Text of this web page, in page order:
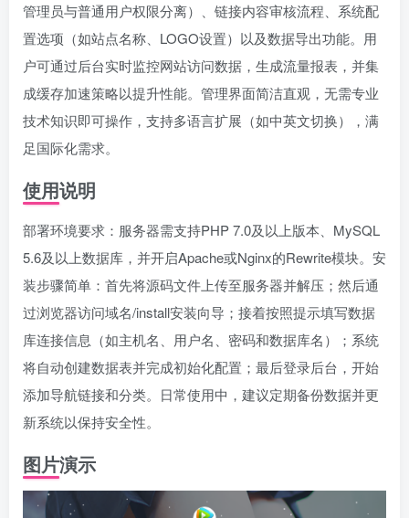
管理员与普通用户权限分离）、链接内容审核流程、系统配
置选项（如站点名称、LOGO设置）以及数据导出功能。用
户可通过后台实时监控网站访问数据，生成流量报表，并集
成缓存加速策略以提升性能。管理界面简洁直观，无需专业
技术知识即可操作，支持多语言扩展（如中英文切换），满
足国际化需求。
使用说明
部署环境要求：服务器需支持PHP 7.0及以上版本、MySQL
5.6及以上数据库，并开启Apache或Nginx的Rewrite模块。安
装步骤简单：首先将源码文件上传至服务器并解压；然后通
过浏览器访问域名/install安装向导；接着按照提示填写数据
库连接信息（如主机名、用户名、密码和数据库名）；系统
将自动创建数据表并完成初始化配置；最后登录后台，开始
添加导航链接和分类。日常使用中，建议定期备份数据并更
新系统以保持安全性。
图片演示